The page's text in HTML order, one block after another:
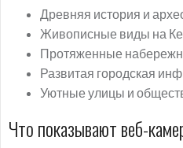
Древняя история и
Живописные виды на
Протяженные
Развитая городская
Уютные улицы и
Что показывают веб-